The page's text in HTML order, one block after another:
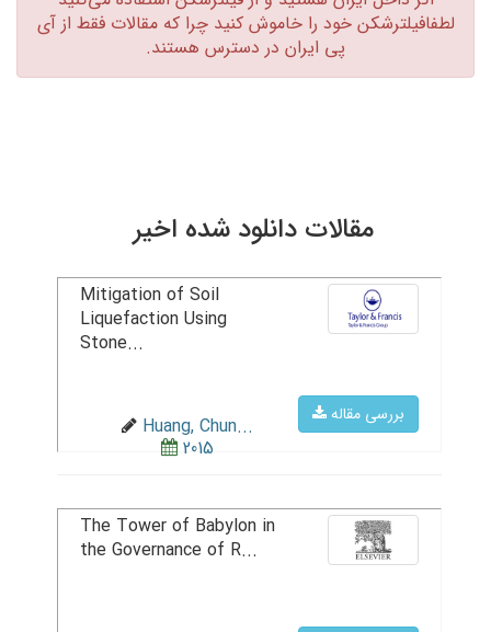
لطفافیلترشکن خود را خاموش کنید چرا که مقالات فقط از آی
پی ایران در دسترس هستند.‏
مقالات دانلود شده اخیر
بررسی مقاله
Mitigation of Soil
Liquefaction Using
Stone...
Huang, Chun...
2015
The Tower of Babylon in
the Governance of R...